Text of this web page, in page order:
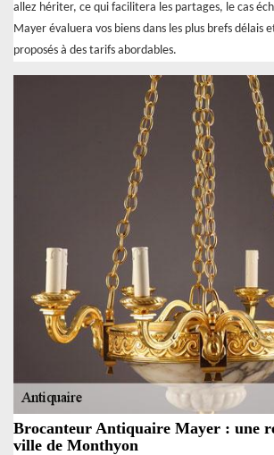
allez hériter, ce qui facilitera les partages, le cas
Mayer évaluera vos biens dans les plus brefs délais
proposés à des tarifs abordables.
Brocanteur Antiquaire Mayer : une
ville de Monthyon